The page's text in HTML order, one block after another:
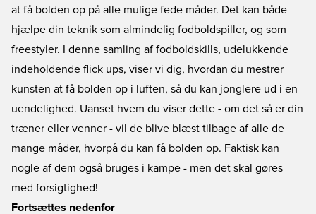
at få bolden op på alle mulige fede måder. Det kan både
hjælpe din teknik som almindelig fodboldspiller, og som
freestyler. I denne samling af fodboldskills, udelukkende
indeholdende flick ups, viser vi dig, hvordan du mestrer
kunsten at få bolden op i luften, så du kan jonglere ud i en
uendelighed. Uanset hvem du viser dette - om det så er din
træner eller venner - vil de blive blæst tilbage af alle de
mange måder, hvorpå du kan få bolden op. Faktisk kan
nogle af dem også bruges i kampe - men det skal gøres
med forsigtighed!
Fortsættes nedenfor